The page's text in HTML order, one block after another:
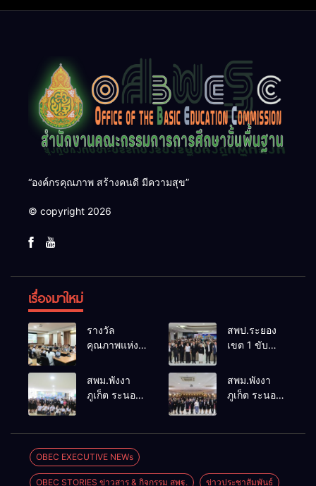
“องค์กรคุณภาพ สร้างคนดี มีความสุข”
© copyright 2026
เรื่องมาใหม่
รางวัล
คุณภาพแห่ง
ป้องกันควบคุม
โรคและภัย
สุขภาพ
สพป.ระยอง
เขต 1 ขับ
สร้างสรรค์
ปันสุข” เสริม
พลังผู้นำ
สถานศึกษา
สพม.พังงา
ภูเก็ต ระนอง
การดำเนิน
งานห้องเรียน
พิเศษโรงเรียน
สพม.พังงา
ภูเก็ต ระนอง
บุคลากร
OBEC EXECUTIVE NEWs
OBEC STORIES ข่าวสาร & กิจกรรม สพฐ. ข่าวประชาสัมพันธ์